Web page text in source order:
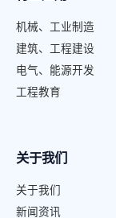
机械、工业制造
建筑、工程建设
电气、能源开发
工程教育
关于我们
关于我们
新闻资讯